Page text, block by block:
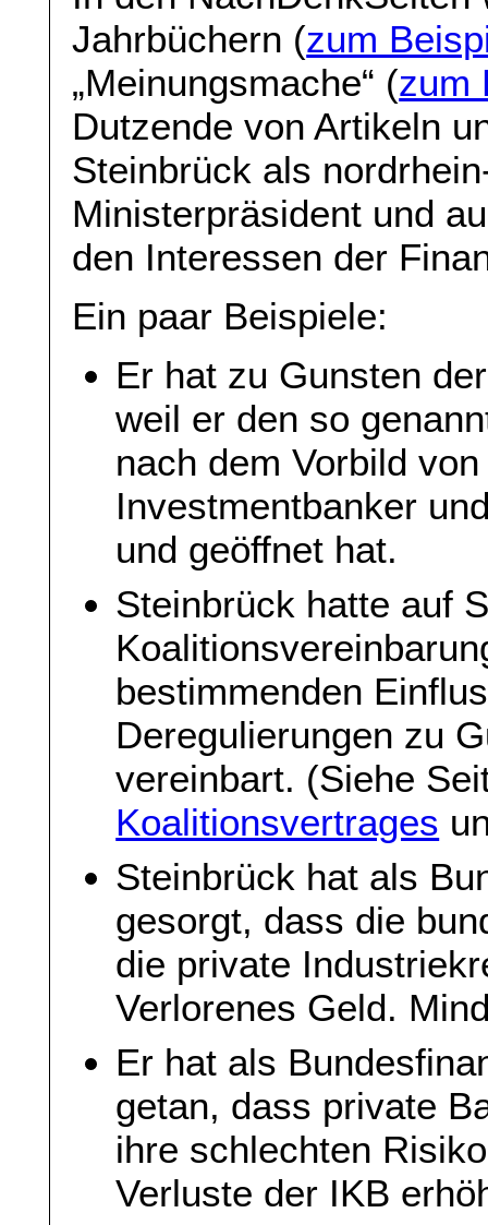
Jahrbüchern (zum
„Meinungsmache“ (zum
Dutzende von Artikeln
Steinbrück als
Ministerpräsident und
den Interessen der
Ein paar Beispiele:
Er hat zu Gunsten
weil er den so
nach dem Vorbild
Investmentbanker
und geöffnet hat.
Steinbrück hatte auf
bestimmenden
Deregulierungen zu
vereinbart. (Siehe
Koalitionsvertrages
Steinbrück hat als
gesorgt, dass die
die private
Verlorenes Geld.
Er hat als
getan, dass private
ihre schlechten
Verluste der IKB